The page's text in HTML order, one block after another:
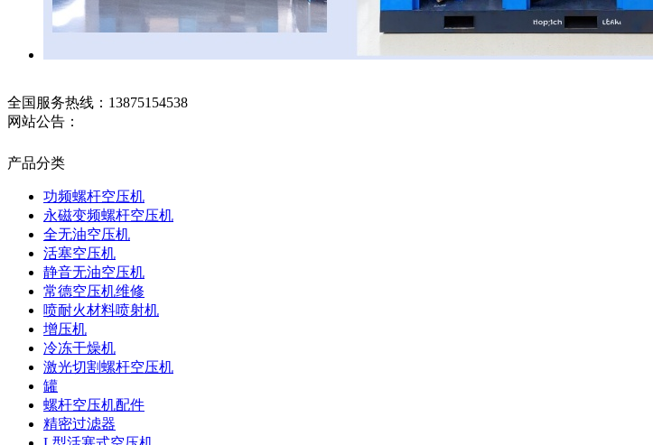
全国服务热线： 13875154538
网站公告：
产品分类
功频螺杆空压机
永磁变频螺杆空压机
全无油空压机
活塞空压机
静音无油空压机
常德空压机维修
喷耐火材料喷射机
增压机
冷冻干燥机
激光切割螺杆空压机
罐
螺杆空压机配件
精密过滤器